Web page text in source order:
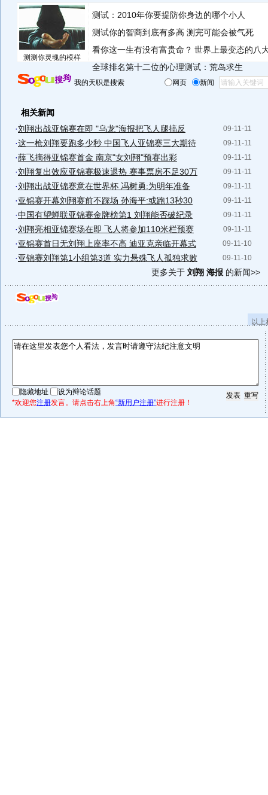
测测你灵魂的模样
测试：2010年你要提防你身边的哪个小人
测试你的智商到底有多高 测完可能会被气死
看你这一生有没有富贵命？ 世界上最变态的八
全球排名第十二位的心理测试：荒岛求生
我的天职是搜索 网页 新闻
相关新闻
09-11-11
·刘翔出战亚锦赛在即 "乌龙"海报把飞人腿搞反
09-11-11
·这一枪刘翔要跑多少秒 中国飞人亚锦赛三大期待
09-11-11
·薛飞摘得亚锦赛首金 南京"女刘翔"预赛出彩
09-11-11
·刘翔复出效应亚锦赛极速退热 赛事票房不足30万
09-11-11
·刘翔出战亚锦赛意在世界杯 冯树勇:为明年准备
09-11-11
·亚锦赛开幕刘翔赛前不踩场 孙海平:或跑13秒30
09-11-11
·中国有望蝉联亚锦赛金牌榜第1 刘翔能否破纪录
09-11-11
·刘翔亮相亚锦赛场在即 飞人将参加110米栏预赛
09-11-10
·亚锦赛首日无刘翔上座率不高 迪亚克亲临开幕式
09-11-10
·亚锦赛刘翔第1小组第3道 实力悬殊飞人孤独求败
更多关于 刘翔 海报 的新闻>>
以
隐藏地址
设为辩论话题
*欢迎您注册发言。请点击右上角“新用户注册”进行注册！